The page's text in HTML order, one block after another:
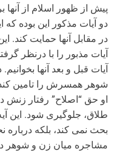
پیش از ظهور اسلام از آنها
دو آیات مذکور این بوده که
در مقابل آنها حمایت کند.
آیات مذبور را با درنظر
شوهر همسرش را تامین
او حق “اصلاح” رفتار زنش
طلاق، جلوگیری شود. این
بحث نمی کند، بلکه
مشاجره میان زن و شوهر